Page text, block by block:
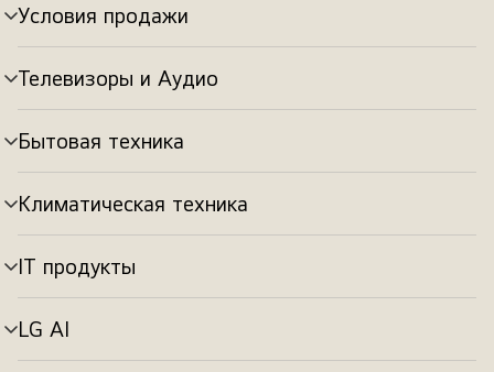
Условия продажи
Переключатель
меню
Телевизоры и Аудио
Переключатель
меню
Бытовая техника
Переключатель
меню
Климатическая техника
Переключатель
меню
IT продукты
Переключатель
меню
LG AI
Переключатель
меню